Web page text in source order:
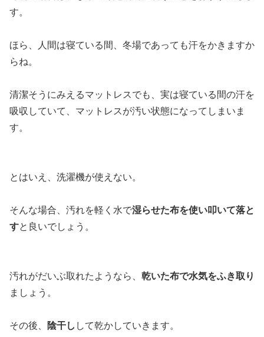
す。
ほら、人間は寝ている間、冬場であっても汗をかきますか
らね。
清潔そうにみえるマットレスでも、実は寝ている間の汗を
吸収していて、マットレスが汚い状態になってしまいま
す。
とはいえ、洗濯機が使えない。
そんな場合、汚れを軽く水で湿らせた布を使い叩いて落と
すと良いでしょう。
汚れがだいぶ取れたようなら、 乾いた布で水気をふき取り
ましょう。
その後、 陰干し して乾かしていきます。